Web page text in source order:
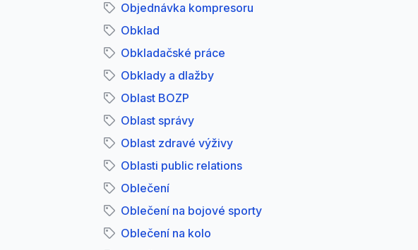
Objednávka kompresoru
Obklad
Obkladačské práce
Obklady a dlažby
Oblast BOZP
Oblast správy
Oblast zdravé výživy
Oblasti public relations
Oblečení
Oblečení na bojové sporty
Oblečení na kolo